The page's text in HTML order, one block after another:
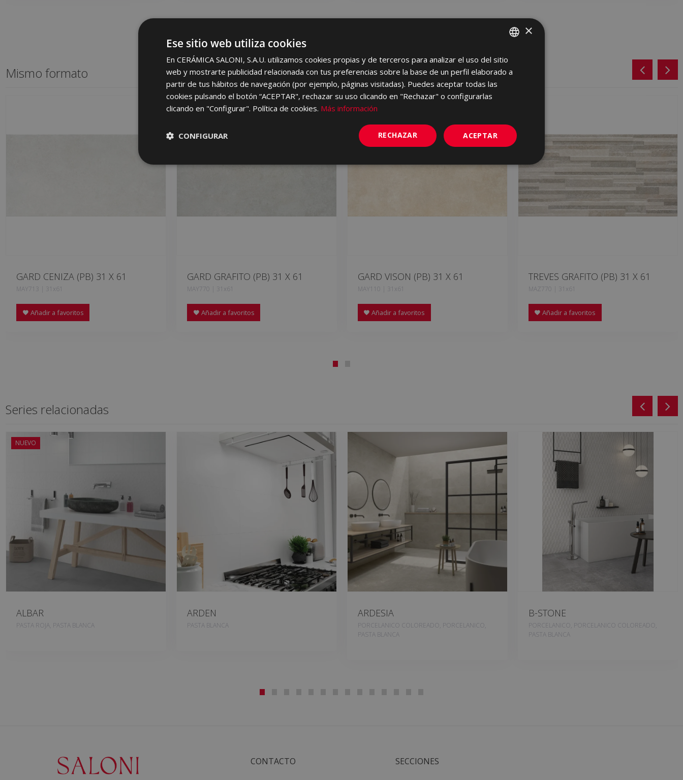
Mismo formato
GARD CENIZA (PB) 31 X 61
MAY713 | 31x61
Añadir a favoritos
GARD GRAFITO (PB) 31 X 61
MAY770 | 31x61
Añadir a favoritos
GARD VISON (PB) 31 X 61
MAY110 | 31x61
Añadir a favoritos
TREVES GRAFITO (PB) 31 X 61
MAZ770 | 31x61
Añadir a favoritos
Series relacionadas
NUEVO
ALBAR
PASTA ROJA, PASTA BLANCA
ARDEN
PASTA BLANCA
ARDESIA
PORCELANICO COLOREADO, PORCELANICO,
PASTA BLANCA
B-STONE
PORCELANICO, PORCELANICO COLOREADO,
PASTA BLANCA
CONTACTO SECCIONES
SPANISH
ENGLISH
PORTUGUESE
×
Ese sitio web utiliza cookies
En CERÁMICA SALONI, S.A.U. utilizamos cookies propias y de terceros para analizar el uso del sitio
web y mostrarte publicidad relacionada con tus preferencias sobre la base de un perfil elaborado a
partir de tus hábitos de navegación (por ejemplo, páginas visitadas). Puedes aceptar todas las
cookies pulsando el botón “ACEPTAR", rechazar su uso clicando en "Rechazar" o configurarlas
clicando en "Configurar". Política de cookies. Más información
ACEPTAR
RECHAZAR
CONFIGURAR